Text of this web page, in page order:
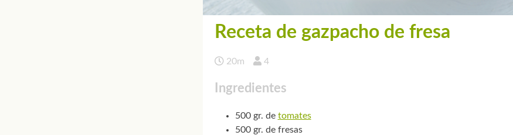
Receta de gazpacho de fresa
20m 4
Ingredientes
500 gr. de tomates
500 gr. de fresas